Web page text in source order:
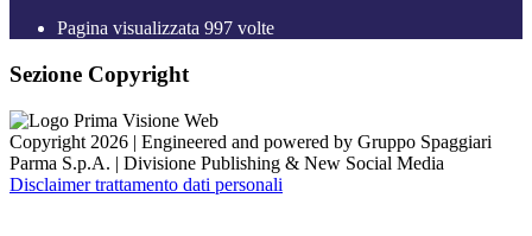
Pagina visualizzata 997 volte
Sezione Copyright
Copyright 2026 | Engineered and powered by Gruppo Spaggiari
Parma S.p.A. | Divisione Publishing & New Social Media
Disclaimer trattamento dati personali